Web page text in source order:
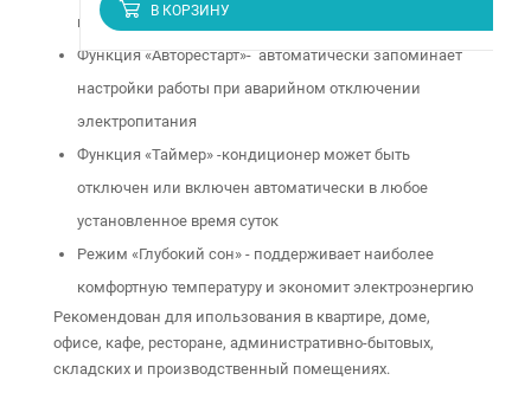
В КОРЗИНУ
воздуха прямо с пульта
Функция «Авторестарт»- автоматически запоминает
настройки работы при аварийном отключении
электропитания
Функция «Таймер» -кондиционер может быть
отключен или включен автоматически в любое
установленное время суток
Режим «Глубокий сон» - поддерживает наиболее
комфортную температуру и экономит электроэнергию
Рекомендован для ипользования в квартире, доме,
офисе, кафе, ресторане, административно-бытовых,
складских и производственный помещениях.